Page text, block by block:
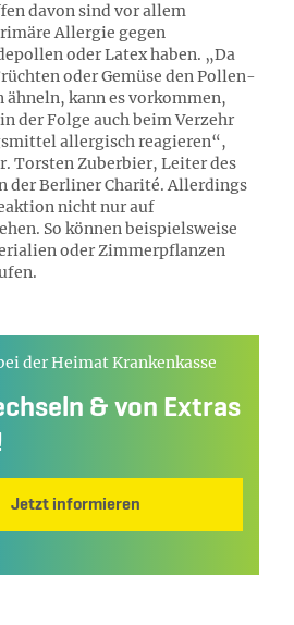
davon sind vor allem
Allergie gegen
oder Latex haben. „Da
oder Gemüse den Pollen-
kann es vorkommen,
der Folge auch beim Verzehr
allergisch reagieren“,
Torsten Zuberbier, Leiter des
der Berliner Charité. Allerdings
nicht nur auf
So können beispielsweise
oder Zimmerpflanzen
der Heimat Krankenkasse
& von Extras
Jetzt informieren